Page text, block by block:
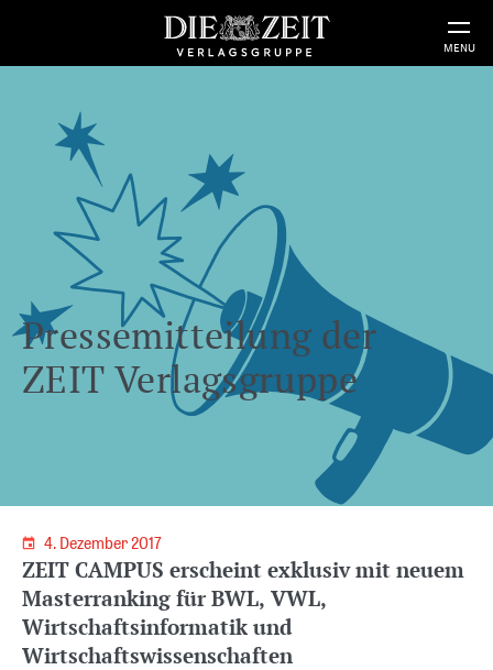
MENU
Pressemitteilung der
ZEIT Verlagsgruppe
4. Dezember 2017
ZEIT CAMPUS erscheint exklusiv mit neuem
Masterranking für BWL, VWL,
Wirtschaftsinformatik und
Wirtschaftswissenschaften